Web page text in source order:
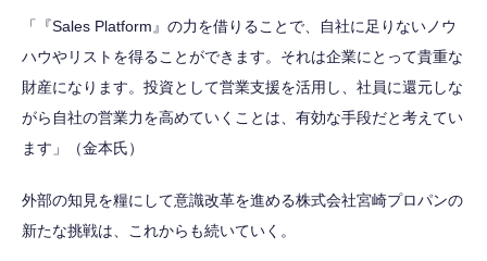
「『Sales Platform』の力を借りることで、自社に足りないノウ
ハウやリストを得ることができます。それは企業にとって貴重な
財産になります。投資として営業支援を活用し、社員に還元しな
がら自社の営業力を高めていくことは、有効な手段だと考えてい
ます」（金本氏）
外部の知見を糧にして意識改革を進める株式会社宮崎プロパンの
新たな挑戦は、これからも続いていく。